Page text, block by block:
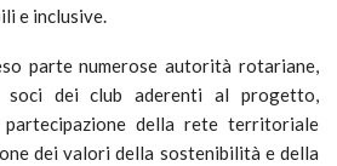
e inclusive.
parte numerose autorità rotariane,
soci dei club aderenti al progetto,
della rete territoriale
dei valori della sostenibilità e della